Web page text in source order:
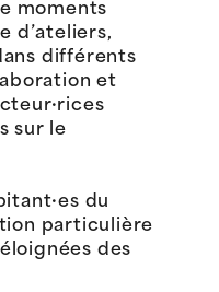
moments
d’ateliers,
différents
et
sur le
du
particulière
des